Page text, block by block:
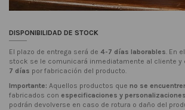
DISPONIBILIDAD DE STOCK
El plazo de entrega será de 4-7 días laborables . En
stock se le comunicará inmediatamente al cliente y
7 días por fabricación del producto.
Importante: Aquellos productos que no se
fabricados con especificaciones y personalizaciones
podrán devolverse en caso de rotura o daño del